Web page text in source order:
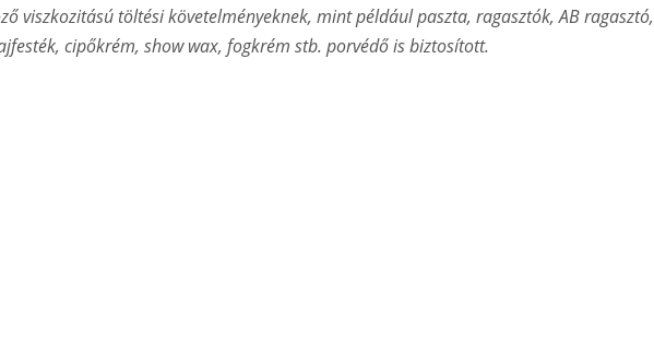
viszkozitású töltési követelményeknek, mint például paszta, ragasztók, AB ragasztó,
cipőkrém, show wax, fogkrém stb. porvédő is biztosított.